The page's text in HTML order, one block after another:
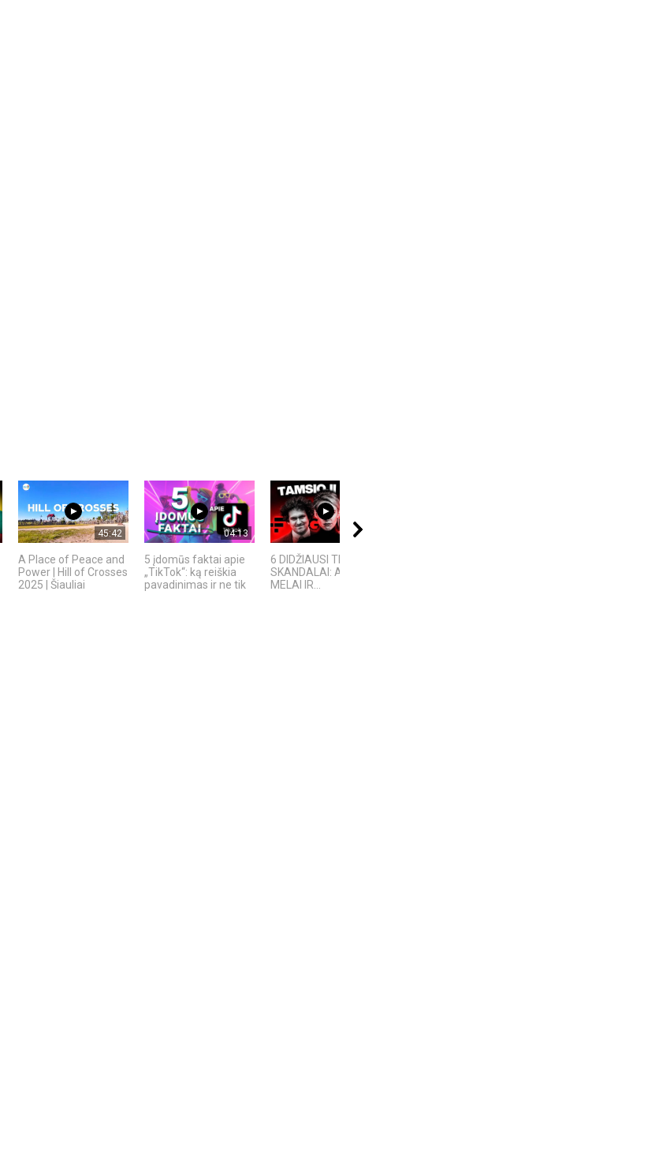
45:42
A Place of Peace and
Power | Hill of Crosses
2025 | Šiauliai
04:13
5 įdomūs faktai apie
„TikTok“: ką reiškia
pavadinimas ir ne tik
10:24
6 DIDŽIAUSI TECH
SKANDALAI: AFEROS,
MELAI IR...